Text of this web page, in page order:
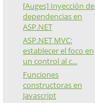
[Auges] Inyección de
dependencias en
ASP.NET
ASP.NET MVC:
establecer el foco en
un control al c...
Funciones
constructoras en
Javascript